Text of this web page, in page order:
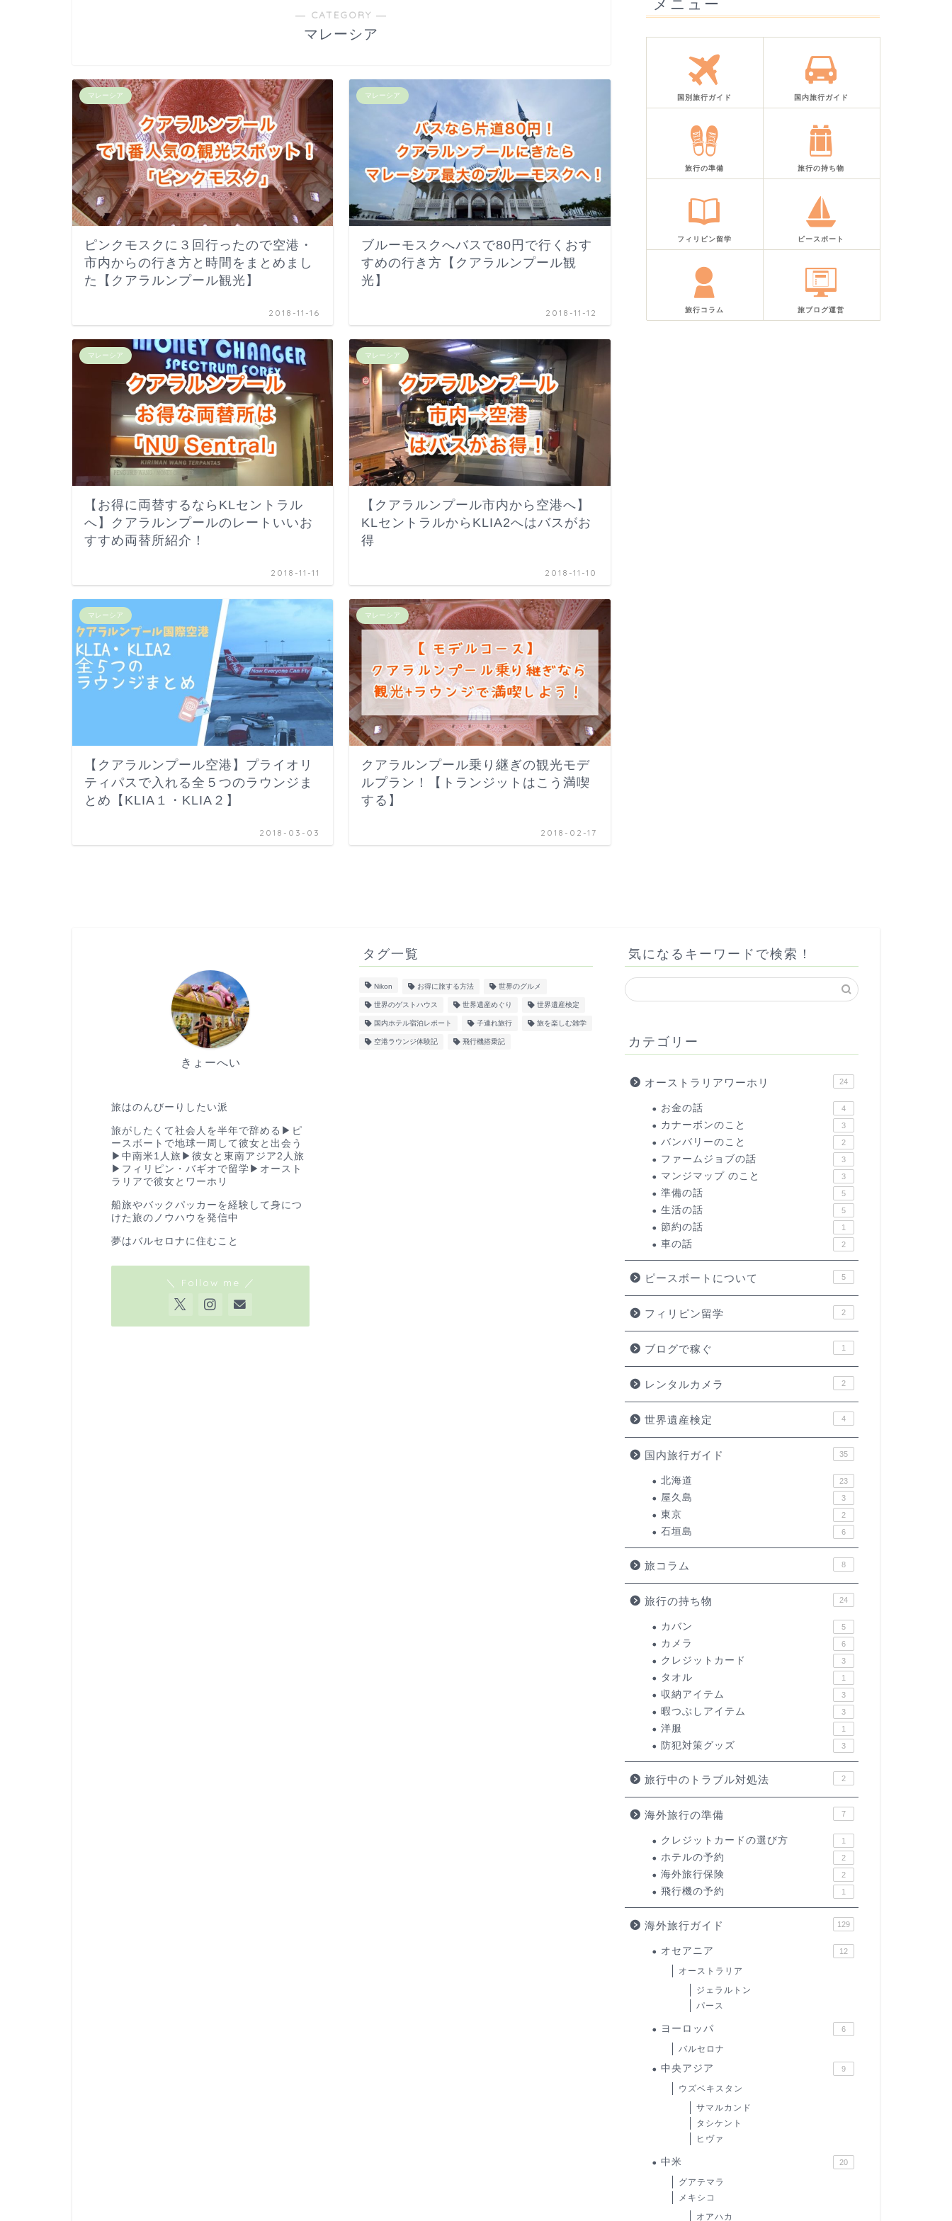
― CATEGORY ―
マレーシア
マレーシア
ピンクモスクに３回行ったので空港・
市内からの行き方と時間をまとめまし
た【クアラルンプール観光】
2018-11-16
マレーシア
ブルーモスクへバスで80円で行くおす
すめの行き方【クアラルンプール観
光】
2018-11-12
マレーシア
【お得に両替するならKLセントラル
へ】クアラルンプールのレートいいお
すすめ両替所紹介！
2018-11-11
マレーシア
【クアラルンプール市内から空港へ】
KLセントラルからKLIA2へはバスがお
得
2018-11-10
マレーシア
【クアラルンプール空港】プライオリ
ティパスで入れる全５つのラウンジま
とめ【KLIA１・KLIA２】
2018-03-03
マレーシア
クアラルンプール乗り継ぎの観光モデ
ルプラン！【トランジットはこう満喫
する】
2018-02-17
国別旅行ガイド 国内旅行ガイド
旅行の準備 旅行の持ち物
フィリピン留学 ピースボート
旅行コラム 旅ブログ運営
きょーへい
旅はのんびーりしたい派
旅がしたくて社会人を半年で辞める▶︎ピ
ースボートで地球一周して彼女と出会う
▶︎中南米1人旅▶︎彼女と東南アジア2人旅
▶︎フィリピン・バギオで留学▶︎オースト
ラリアで彼女とワーホリ
船旅やバックパッカーを経験して身につ
けた旅のノウハウを発信中
夢はバルセロナに住むこと
＼ Follow me ／
タグ一覧
Nikon お得に旅する方法 世界のグルメ
世界のゲストハウス 世界遺産めぐり 世界遺産検定
国内ホテル宿泊レポート 子連れ旅行 旅を楽しむ雑学
空港ラウンジ体験記 飛行機搭乗記
気になるキーワードで検索！
カテゴリー
オーストラリアワーホリ 24
お金の話 4
カナーボンのこと 3
バンバリーのこと 2
ファームジョブの話 3
マンジマップ のこと 3
準備の話 5
生活の話 5
節約の話 1
車の話 2
ピースボートについて 5
フィリピン留学 2
ブログで稼ぐ 1
レンタルカメラ 2
世界遺産検定 4
国内旅行ガイド 35
北海道 23
屋久島 3
東京 2
石垣島 6
旅コラム 8
旅行の持ち物 24
カバン 5
カメラ 6
クレジットカード 3
タオル 1
収納アイテム 3
暇つぶしアイテム 3
洋服 1
防犯対策グッズ 3
旅行中のトラブル対処法 2
海外旅行の準備 7
クレジットカードの選び方 1
ホテルの予約 2
海外旅行保険 2
飛行機の予約 1
海外旅行ガイド 129
オセアニア 12
オーストラリア
ジェラルトン
パース
ヨーロッパ 6
バルセロナ
中央アジア 9
ウズベキスタン
サマルカンド
タシケント
ヒヴァ
中米 20
グアテマラ
メキシコ
オアハカ